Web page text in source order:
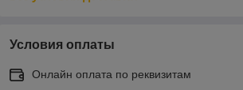
Условия оплаты
Онлайн оплата по реквизитам